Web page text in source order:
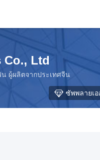
Co., Ltd
ผู้ผลิตจากประเทศจีน
ซัพพลายเ